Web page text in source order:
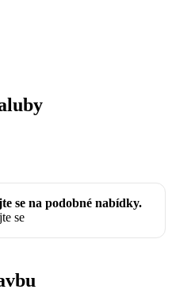
se na podobné nabídky.
se